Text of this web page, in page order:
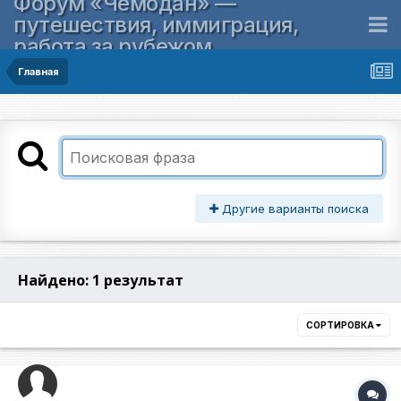
путешествия, иммиграция,
работа за рубежом
Главная
Другие варианты поиска
Найдено: 1 результат
СОРТИРОВКА